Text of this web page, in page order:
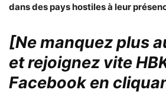
dans des pays hostiles à leur
[Ne manquez plus
et rejoignez vite
Facebook en